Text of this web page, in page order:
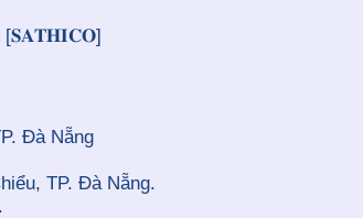
[𝐒𝐀𝐓𝐇𝐈𝐂𝐎]
Đà Nẵng
TP. Đà Nẵng.